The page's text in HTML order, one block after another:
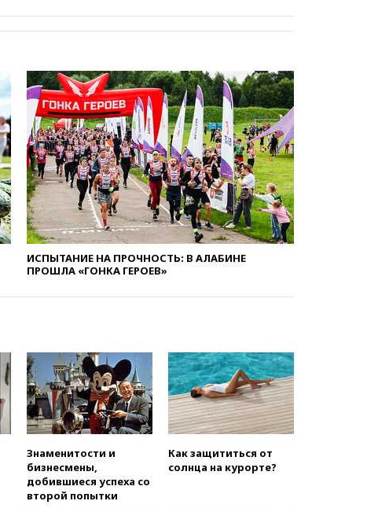
при падении деревьев во
время урагана
пятницу ожидаются ливни
вчера, 22:35Винисиус
продлил контракт с «Реалом»
до 2032 года
вчера, 22:28
Отказаться от
российского гражданства
станет значительно дороже
вчера, 22:20Путин назвал 76-ю
гвардейскую десантно-
штурмовую дивизию
легендарной
вчера, 22:15
добропольском направлении
Rights Foundation
вчера, 21:35«Аэрофлот»
отменяет часть рейсов в Сочи
и Геленджик
выиграл золото чемпионата
Европы в прыжках с 10-
метровой вышки
ИСПЫТАНИЕ НА ПРОЧНОСТЬ: В АЛАБИНЕ
ПРОШЛА «ГОНКА ГЕРОЕВ»
Знаменитости и
бизнесмены,
добившиеся успеха со
второй попытки
Как защититься от
солнца на курорте?